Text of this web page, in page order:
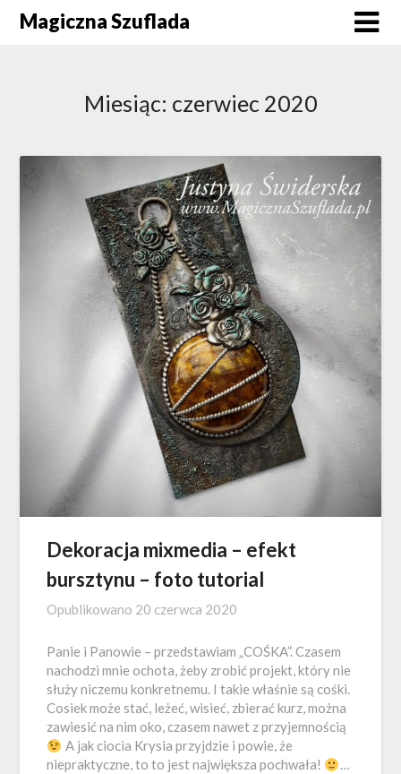
SkipMagiczna Szuflada
Miesiąc: czerwiec 2020
Dekoracja mixmedia – efekt
bursztynu – foto tutorial
Opublikowano 20 czerwca 2020
Panie i Panowie – przedstawiam „COŚKA”. Czasem
nachodzi mnie ochota, żeby zrobić projekt, który nie
służy niczemu konkretnemu. I takie właśnie są cośki.
Cosiek może stać, leżeć, wisieć, zbierać kurz, można
zawiesić na nim oko, czasem nawet z przyjemnością
A jak ciocia Krysia przyjdzie i powie, że
niepraktyczne, to to jest największa pochwała!
…